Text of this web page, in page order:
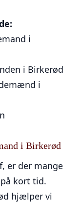
i
i Birkerød
i
i Birkerød
er der mange
kort tid.
hjælper vi